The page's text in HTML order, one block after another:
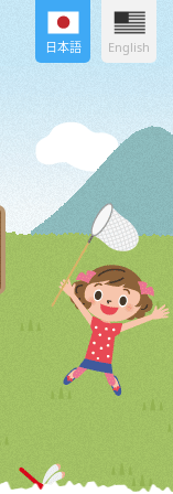
日本語 English